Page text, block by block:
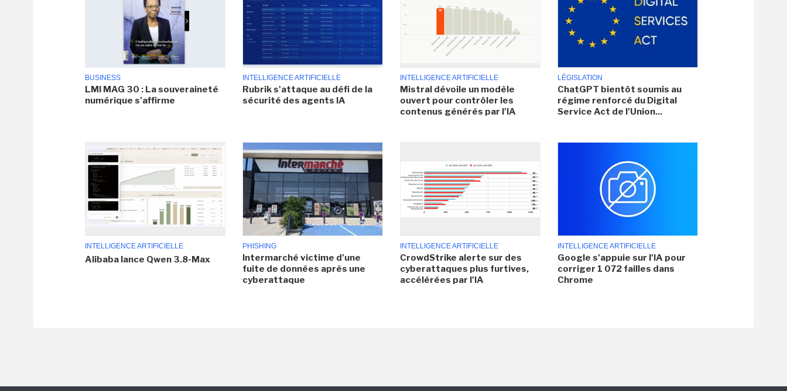
BUSINESS
LMI MAG 30 : La souveraineté
numérique s'affirme
INTELLIGENCE ARTIFICIELLE
Rubrik s'attaque au défi de la
sécurité des agents IA
INTELLIGENCE ARTIFICIELLE
Mistral dévoile un modèle
ouvert pour contrôler les
contenus générés par l'IA
LÉGISLATION
ChatGPT bientôt soumis au
régime renforcé du Digital
Service Act de l'Union...
INTELLIGENCE ARTIFICIELLE
Alibaba lance Qwen 3.8-Max
PHISHING
Intermarché victime d'une
fuite de données après une
cyberattaque
INTELLIGENCE ARTIFICIELLE
CrowdStrike alerte sur des
cyberattaques plus furtives,
accélérées par l'IA
INTELLIGENCE ARTIFICIELLE
Google s'appuie sur l'IA pour
corriger 1 072 failles dans
Chrome